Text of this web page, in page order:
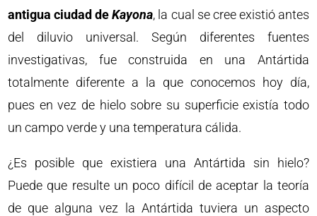
antigua ciudad deKayona, la cual se cree existió antes
del diluvio universal. Según diferentes fuentes
investigativas, fue construida en una Antártida
totalmente diferente a la que conocemos hoy día,
pues en vez de hielo sobre su superficie existía todo
un campo verde y una temperatura cálida.
¿Es posible que existiera una Antártida sin hielo?
Puede que resulte un poco difícil de aceptar la teoría
de que alguna vez la Antártida tuviera un aspecto